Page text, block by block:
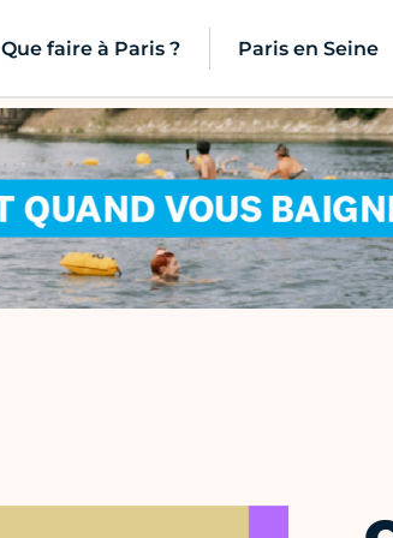
Que faire à Paris ? Paris en Seine